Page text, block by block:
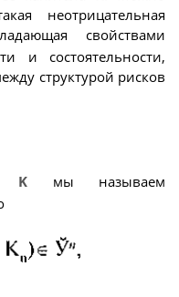
неотрицательная
свойствами
и состоятельности,
структурой рисков
K мы называем